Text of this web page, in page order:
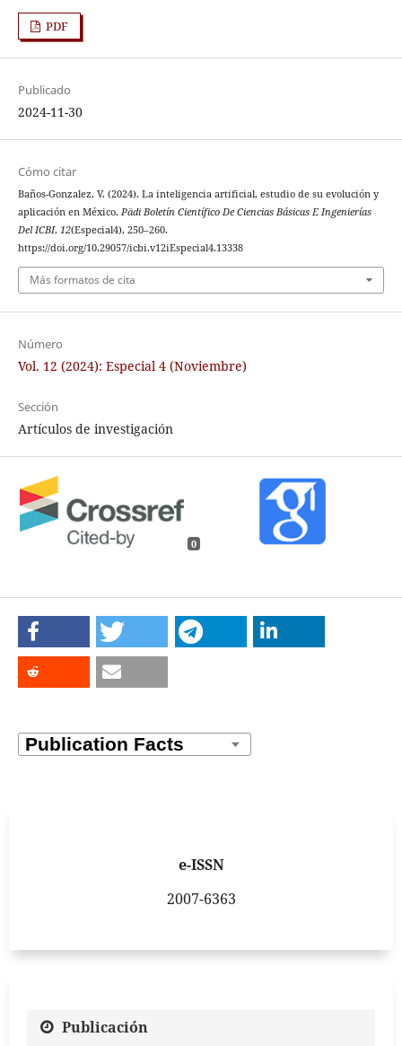
PDF
Publicado
2024-11-30
Cómo citar
Baños-Gonzalez, V. (2024). La inteligencia artificial, estudio de su evolución y
aplicación en México. Pädi Boletín Científico De Ciencias Básicas E Ingenierías
Del ICBI, 12(Especial4), 250–260.
https://doi.org/10.29057/icbi.v12iEspecial4.13338
Más formatos de cita
Número
Vol. 12 (2024): Especial 4 (Noviembre)
Sección
Artículos de investigación
0
e-ISSN
2007-6363
Publicación